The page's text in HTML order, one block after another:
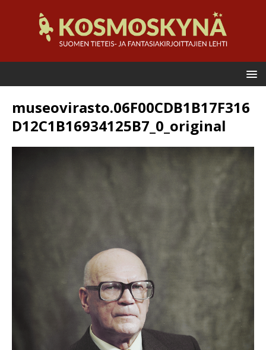
museovirasto.06F00CDB1B17F316
D12C1B16934125B7_0_original